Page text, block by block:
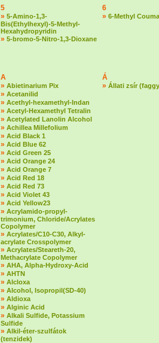
5
» 5-Amino-1,3-
Bis(Ethylhexyl)-5-Methyl-
Hexahydropyridin
» 5-bromo-5-Nitro-1,3-Dioxane
6
» 6-Methyl
A
» Abietinarium Pix
» Acetanilid
» Acethyl-hexamethyl-Indan
» Acetyl-Hexamethyl Tetralin
» Acetylated Lanolin Alcohol
» Achillea Millefolium
» Acid Black 1
» Acid Blue 62
» Acid Green 25
» Acid Orange 24
» Acid Orange 7
» Acid Red 18
» Acid Red 73
» Acid Violet 43
» Acid Yellow23
» Acrylamido-propyl-
trimonium, Chloride/Acrylates
Copolymer
» Acrylates/C10-C30, Alkyl-
acrylate Crosspolymer
» Acrylates/Steareth-20,
Methacrylate Copolymer
» AHA, Alpha-Hydroxy-Acid
» AHTN
» Alcloxa
» Alcohol, Isopropil(SD-40)
» Aldioxa
» Alginic Acid
» Alkali Sulfide, Potassium
Sulfide
» Alkil-éter-szulfátok
(tenzidek)
Á
» Állati zsír